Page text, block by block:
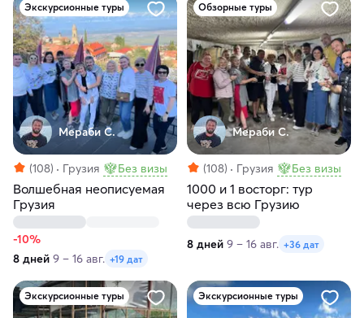
Экскурсионные туры
Мераби С.
(108) Грузия Без визы
Волшебная неописуемая
Грузия
-10%
8 дней 9 – 16 авг. +19 дат
Обзорные туры
Мераби С.
(108) Грузия Без визы
1000 и 1 восторг: тур
через всю Грузию
8 дней 9 – 16 авг. +36 дат
Экскурсионные туры Экскурсионные туры